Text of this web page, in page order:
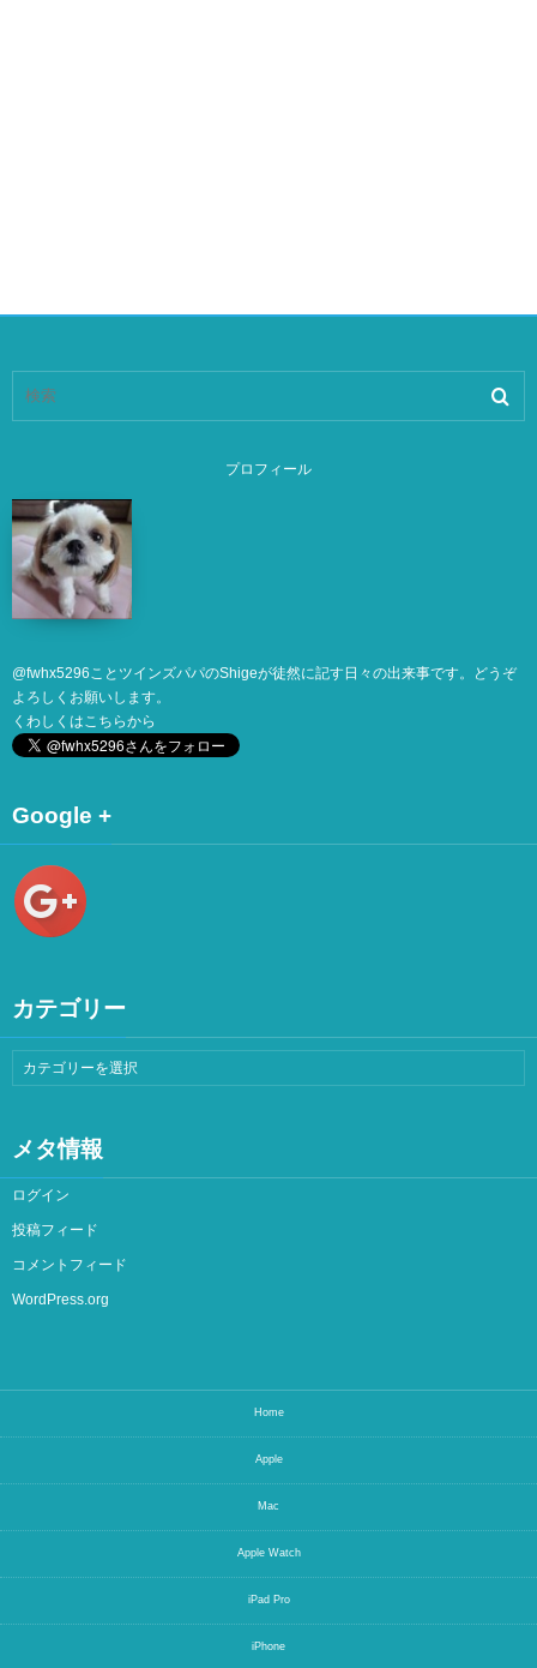
プロフィール
@fwhx5296ことツインズパパのShigeが徒然に記す日々の出来事です。どうぞ
よろしくお願いします。
くわしくはこちらから
Google +
カテゴリー
メタ情報
ログイン
投稿フィード
コメントフィード
WordPress.org
Home
Apple
Mac
Apple Watch
iPad Pro
iPhone